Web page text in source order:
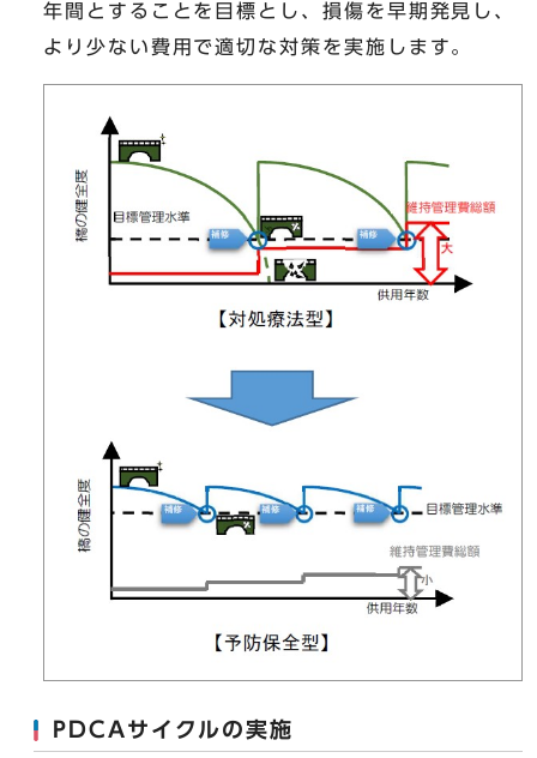
年間とすることを目標とし、損傷を早期発見し、
より少ない費用で適切な対策を実施します。
PDCAサイクルの実施